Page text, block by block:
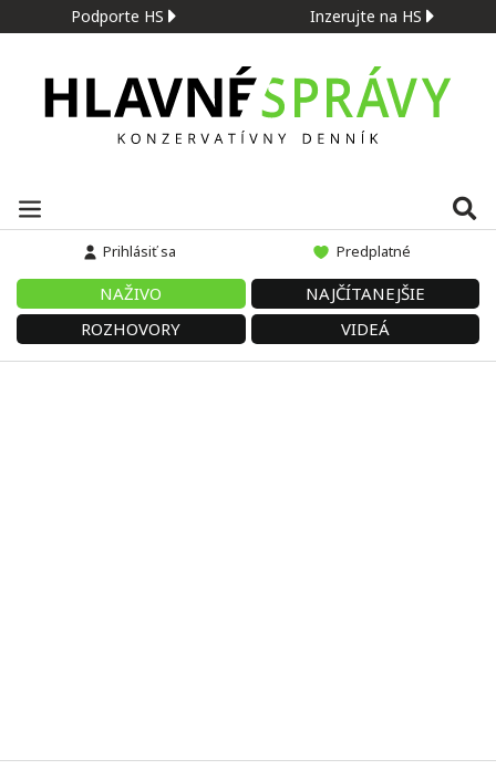
Podporte HS Inzerujte na HS
Prihlásiť sa Predplatné
NAŽIVO
NAJČÍTANEJŠIE
ROZHOVORY
VIDEÁ